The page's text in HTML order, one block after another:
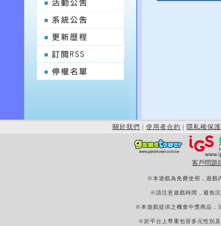
關於我們 | 使用者合約 | 隱私權保護
客戶問題
※本遊戲為免費使用，遊戲
※請注意遊戲時間，避免
※本遊戲提供之機會中獎商品，
※於平台上尊重包容多元性別